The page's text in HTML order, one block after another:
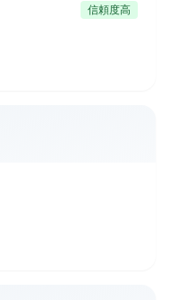
信頼度高